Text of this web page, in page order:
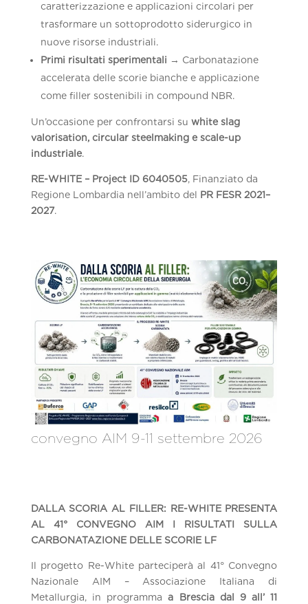
caratterizzazione e applicazioni circolari per
trasformare un sottoprodotto siderurgico in
nuove risorse industriali.
Primi risultati sperimentali → Carbonatazione
accelerata delle scorie bianche e applicazione
come filler sostenibili in compound NBR.
Un’occasione per confrontarsi su white slag
valorisation, circular steelmaking e scale-up
industriale.
RE-WHITE – Project ID 6040505, Finanziato da
Regione Lombardia nell’ambito del PR FESR 2021–
2027.
convegno AIM 9-11 settembre 2026
DALLA SCORIA AL FILLER: RE-WHITE PRESENTA
AL 41° CONVEGNO AIM I RISULTATI SULLA
CARBONATAZIONE DELLE SCORIE LF
Il progetto Re-White parteciperà al 41° Convegno
Nazionale AIM – Associazione Italiana di
Metallurgia, in programmaa Brescia dal 9 all’ 11